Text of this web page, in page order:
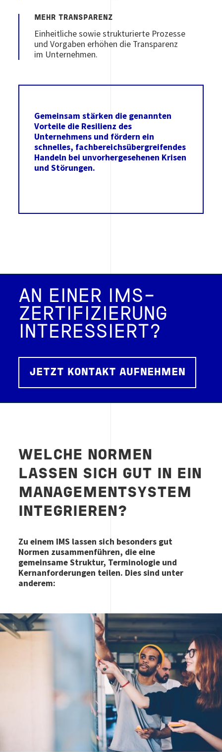
MEHR TRANSPARENZ
Einheitliche sowie strukturierte Prozesse
und Vorgaben erhöhen die Transparenz
im Unternehmen.
Gemeinsam stärken die genannten
Vorteile die Resilienz des
Unternehmens und fördern ein
schnelles, fachbereichsübergreifendes
Handeln bei unvorhergesehenen Krisen
und Störungen.
AN EINER IMS-
ZERTIFIZIERUNG
INTERESSIERT?
JETZT KONTAKT AUFNEHMEN
WELCHE NORMEN
LASSEN SICH GUT IN EIN
MANAGEMENTSYSTEM
INTEGRIEREN?
Zu einem IMS lassen sich besonders gut
Normen zusammenführen, die eine
gemeinsame Struktur, Terminologie und
Kernanforderungen teilen. Dies sind unter
anderem:
Image